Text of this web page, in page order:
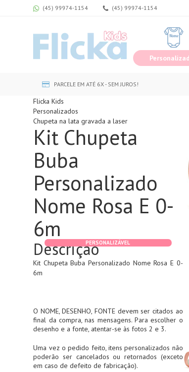
(45) 99974-1154 (45) 99974-1154
PARCELE EM ATÉ 6X - SEM JUROS!
Flicka Kids
Personalizados
Chupeta na lata gravada a laser
Kit Chupeta
Buba
Personalizado
Nome Rosa E 0-
6m
PERSONALIZÁVEL
Descrição
Kit Chupeta Buba Personalizado Nome Rosa E 0-
6m
O NOME, DESENHO, FONTE devem ser citados ao
final da compra, nas mensagens. Para escolher o
desenho e a fonte, atentar-se às fotos 2 e 3.
Uma vez o pedido feito, itens personalizados não
poderão ser cancelados ou retornados (exceto
em caso de defeito de fabricação).